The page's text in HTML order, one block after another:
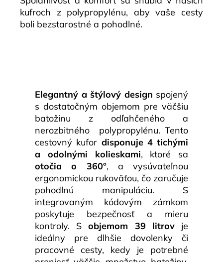
kufroch z polypropylénu, aby vaše cesty
boli bezstarostné a pohodlné.
Elegantný a štýlový design spojený
s dostatočným objemom pre väčšiu
batožinu z odľahčeného a
nerozbitného polypropylénu. Tento
cestovný kufor disponuje 4 tichými
a odolnými kolieskami, ktoré sa
otočia o 360°, a vysúvateľnou
ergonomickou rukoväťou, čo zaručuje
pohodlnú manipuláciu. S
integrovaným kódovým zámkom
poskytuje bezpečnosť a mieru
kontroly. Sobjemom 39 litrovje
ideálny pre dlhšie dovolenky či
pracovné cesty, kedy je potrebné